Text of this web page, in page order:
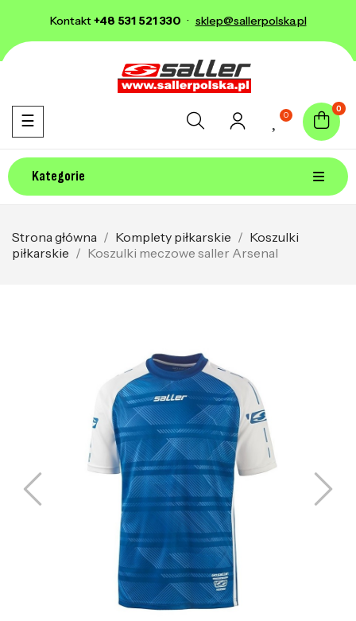
Kontakt+48 531 521 330 · sklep@sallerpolska.pl
0
0
Kategorie
Toggle navigation
☰
Strona główna Komplety piłkarskie
Koszulki
piłkarskie
Koszulki meczowe saller Arsenal